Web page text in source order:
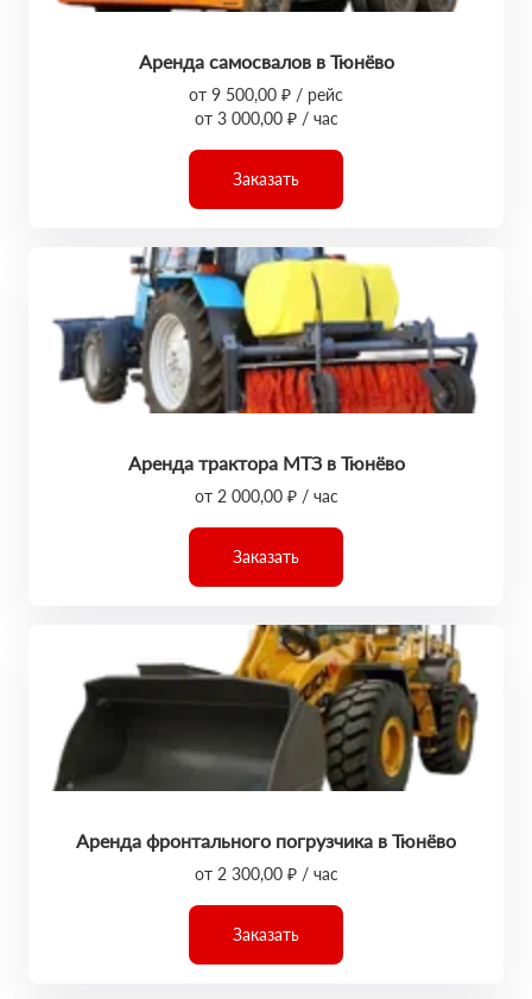
Аренда самосвалов в Тюнёво
от 9 500,00 ₽ / рейс
от 3 000,00 ₽ / час
Заказать
Аренда трактора МТЗ в Тюнёво
от 2 000,00 ₽ / час
Заказать
Аренда фронтального погрузчика в Тюнёво
от 2 300,00 ₽ / час
Заказать